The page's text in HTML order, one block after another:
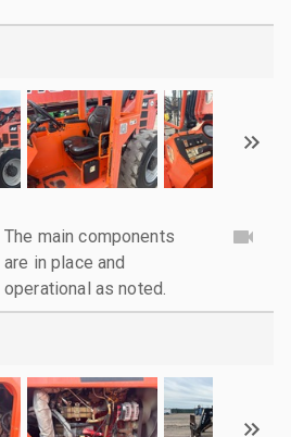
The main components
are in place and
operational as noted.